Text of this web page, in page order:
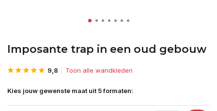
Imposante trap in een oud gebouw
9,8 Toon alle wandkleden
Kies jouw gewenste maat uit 5 formaten: